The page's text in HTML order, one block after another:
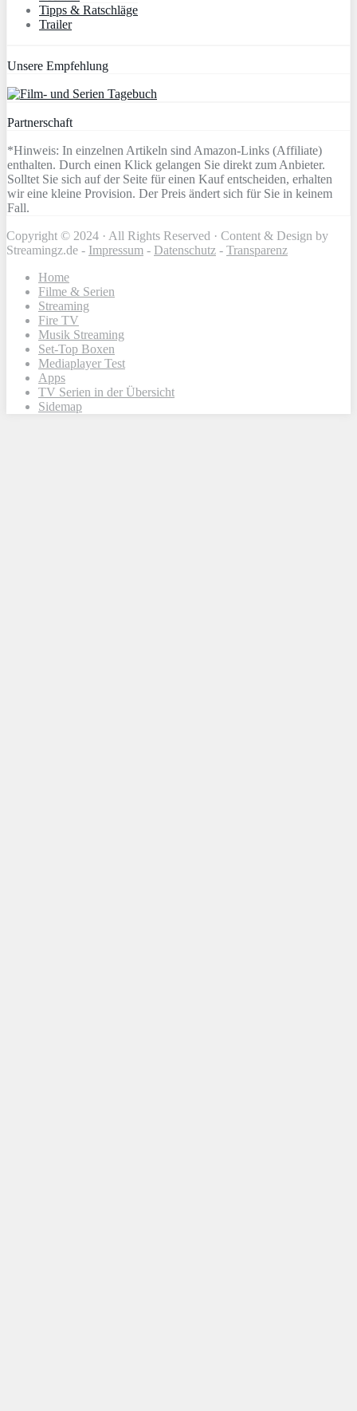
Tipps & Ratschläge
Trailer
Unsere Empfehlung
Partnerschaft
*Hinweis: In einzelnen Artikeln sind Amazon-Links (Affiliate)
enthalten. Durch einen Klick gelangen Sie direkt zum Anbieter.
Solltet Sie sich auf der Seite für einen Kauf entscheiden, erhalten
wir eine kleine Provision. Der Preis ändert sich für Sie in keinem
Fall.
Copyright © 2024 · All Rights Reserved · Content & Design by
Streamingz.de - Impressum - Datenschutz - Transparenz
Home
Filme & Serien
Streaming
Fire TV
Musik Streaming
Set-Top Boxen
Mediaplayer Test
Apps
TV Serien in der Übersicht
Sidemap